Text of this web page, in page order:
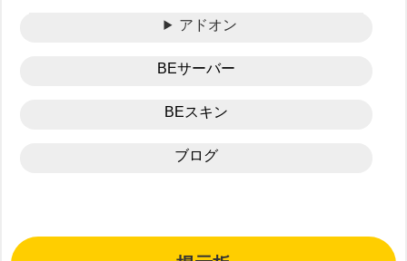
アドオン
BEサーバー
BEスキン
ブログ